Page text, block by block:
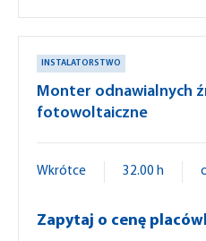
INSTALATORSTWO
Monter odnawialnych
fotowoltaiczne
Wkrótce 32.00 h
Zapytaj o cenę